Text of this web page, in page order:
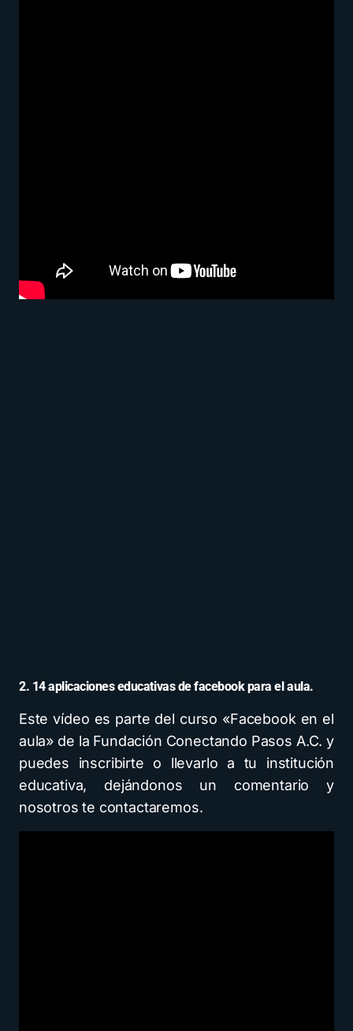
2. 14 aplicaciones educativas de facebook para el aula.
Este vídeo es parte del curso «Facebook en el
aula» de la Fundación Conectando Pasos A.C. y
puedes inscribirte o llevarlo a tu institución
educativa, dejándonos un comentario y
nosotros te contactaremos.